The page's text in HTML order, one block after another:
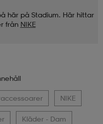
här på Stadium. Här hittar
från NIKE
NIKE
Kläder - Dam